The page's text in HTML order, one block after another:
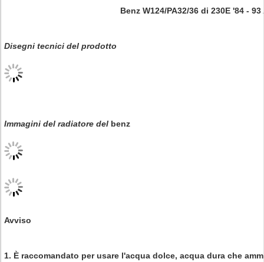
Benz W124/PA32/36 di 230E '84 -
Disegni tecnici del prodotto
Immagini del radiatore del benz
Avviso
1. È raccomandato per usare l'acqua dolce, acqua dura che